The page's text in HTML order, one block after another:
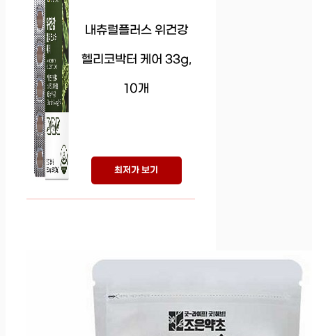
내츄럴플러스 위건강
헬리코박터 케어 33g,
10개
최저가 보기